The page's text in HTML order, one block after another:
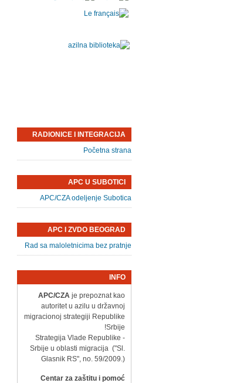
RADIONICE I INTEGRACIJA
Početna strana
APC U SUBOTICI
APC/CZA odeljenje Subotica
APC I ZVDO BEOGRAD
Rad sa maloletnicima bez pratnje
INFO
APC/CZA je prepoznat kao
autoritet u azilu u državnoj
migracionoj strategiji Republike
Srbije!
- Strategija Vlade Republike
Srbije u oblasti migracija ("Sl.
Glasnik RS", no. 59/2009.)
Centar za zaštitu i pomoć